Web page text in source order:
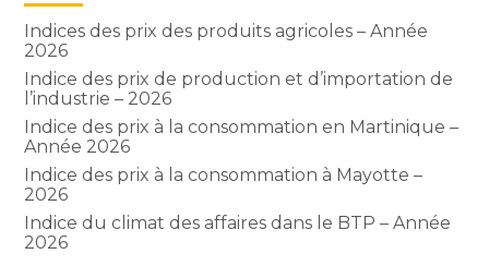
Indices des prix des produits agricoles – Année
2026
Indice des prix de production et d’importation de
l’industrie – 2026
Indice des prix à la consommation en Martinique –
Année 2026
Indice des prix à la consommation à Mayotte –
2026
Indice du climat des affaires dans le BTP – Année
2026